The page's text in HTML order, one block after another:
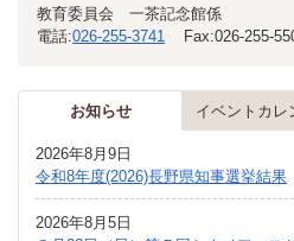
教育委員会 一茶記念館係
電話:026-255-3741 Fax:026-255-
お知らせ イベントカレ
2026年8月9日
令和8年度(2026)長野県知事選挙結果
2026年8月5日